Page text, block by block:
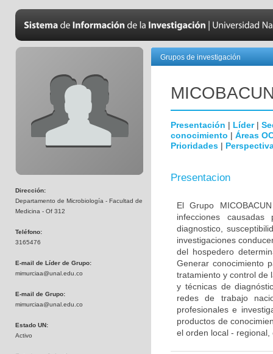
Dirección:
Departamento de Microbiología - Facultad de
Medicina - Of 312
Teléfono:
3165476
E-mail de Líder de Grupo:
mimurciaa@unal.edu.co
E-mail de Grupo:
mimurciaa@unal.edu.co
Estado UN:
Activo
Grupos de investigación
Presentación | Líder|
conocimiento | Áreas
Prioridades |
Presentacion
El Grupo
infecciones
diagnostico,
investigaciones
del hospedero
Generar conocimiento
tratamiento y control de
y técnicas de
redes de trabajo
profesionales e
productos de
el orden local -